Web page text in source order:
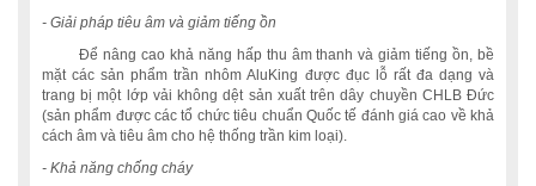
- Giải pháp tiêu âm và giảm tiếng ồn
Để nâng cao khả năng hấp thu âm thanh và giảm tiếng ồn, bề
mặt các sản phẩm trần nhôm AluKing được đục lỗ rất đa dạng và
trang bị một lớp vải không dệt sản xuất trên dây chuyền CHLB Đức
(sản phẩm được các tổ chức tiêu chuẩn Quốc tế đánh giá cao về khả
cách âm và tiêu âm cho hệ thống trần kim loại).
- Khả năng chống cháy